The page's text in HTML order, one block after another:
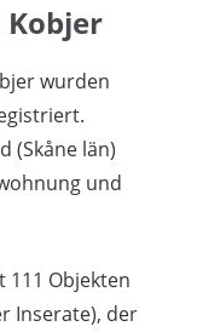
wurden
(Skåne län)
und
111 Objekten
Inserate), der